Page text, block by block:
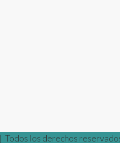
| Todos los derechos